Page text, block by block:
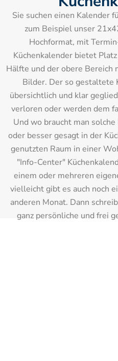
Sie suchen einen Kalender
zum Beispiel unser
Hochformat, mit
Küchenkalender bietet
Hälfte und der obere Bereich
Bilder. Der so gestaltete
übersichtlich und klar
verloren oder werden dem
Und wo braucht man
oder besser gesagt in der
genutzten Raum in einer
"Info-Center"
einem oder mehreren
vielleicht gibt es auch noch
anderen Monat. Dann
ganz persönliche und frei